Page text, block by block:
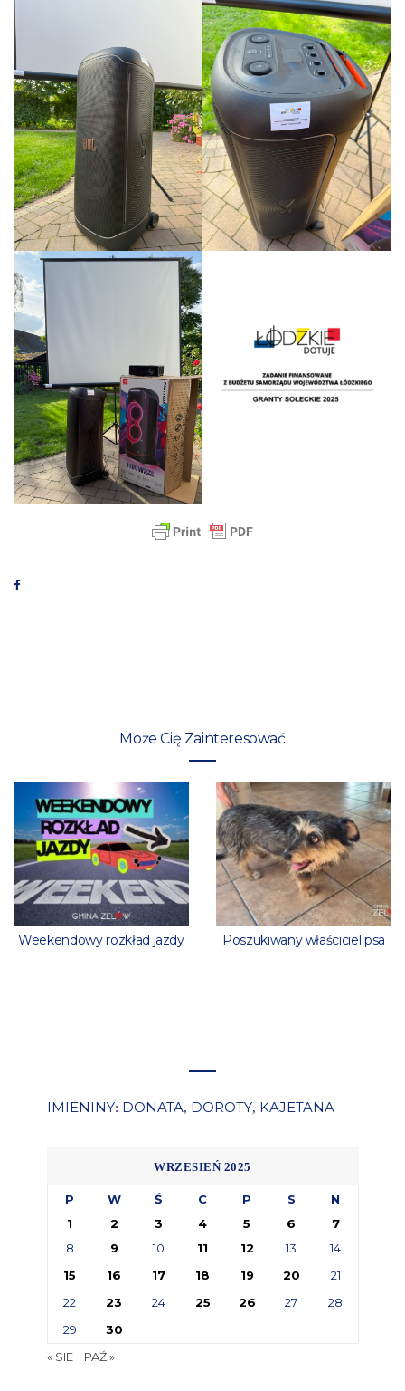
Może Cię Zainteresować
Weekendowy rozkład jazdy Poszukiwany właściciel psa
IMIENINY: DONATA, DOROTY, KAJETANA
WRZESIEŃ 2025
P W Ś C P S
N
1
2 3 4 5 6
7
8
9 10 11 12 13
14
15
16 17 18 19 20
21
22
23 24 25 26 27
28
29
30
« SIE
PAŹ »